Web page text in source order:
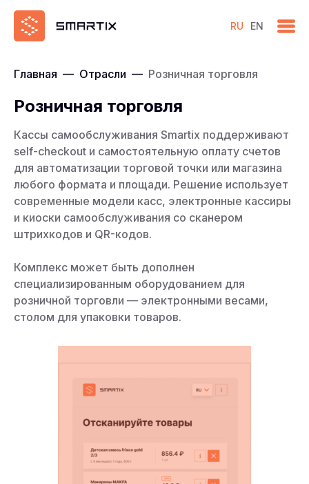
RU EN
Главная — Отрасли — Розничная торговля
Розничная торговля
Кассы самообслуживания Smartix поддерживают
self-checkout и самостоятельную оплату счетов
для автоматизации торговой точки или магазина
любого формата и площади. Решение использует
современные модели касс, электронные кассиры
и киоски самообслуживания со сканером
штрихкодов и QR-кодов.
Комплекс может быть дополнен
специализированным оборудованием для
розничной торговли — электронными весами,
столом для упаковки товаров.